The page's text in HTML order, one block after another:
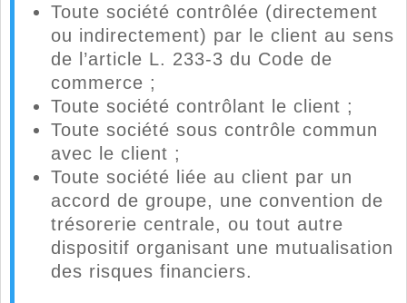
Toute société contrôlée (directement
ou indirectement) par le client au sens
de l’article L. 233-3 du Code de
commerce ;
Toute société contrôlant le client ;
Toute société sous contrôle commun
avec le client ;
Toute société liée au client par un
accord de groupe, une convention de
trésorerie centrale, ou tout autre
dispositif organisant une mutualisation
des risques financiers.